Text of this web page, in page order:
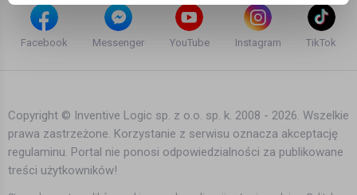
Facebook Messenger YouTube Instagram TikTok
Copyright © Inventive Logic sp. z o.o. sp. k. 2008 - 2026. Wszelkie
prawa zastrzeżone. Korzystanie z serwisu oznacza akceptację
regulaminu. Portal nie ponosi odpowiedzialności za publikowane
treści użytkowników!